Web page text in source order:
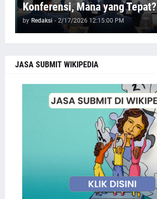
Konferensi, Mana yang Tepat?
by Redaksi - 2/17/2026 12:15:00 PM
JASA SUBMIT WIKIPEDIA